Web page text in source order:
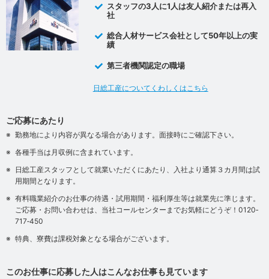
スタッフの3人に1人は友人紹介または再入
社
総合人材サービス会社として50年以上の実
績
第三者機関認定の職場
日総工産についてくわしくはこちら
ご応募にあたり
勤務地により内容が異なる場合があります。面接時にご確認下さい。
各種手当は月収例に含まれています。
日総工産スタッフとして就業いただくにあたり、入社より通算３カ月間は試
用期間となります。
有料職業紹介のお仕事の待遇・試用期間・福利厚生等は就業先に準じます。
ご応募・お問い合わせは、当社コールセンターまでお気軽にどうぞ！0120‐
717‐450
特典、寮費は課税対象となる場合がございます。
このお仕事に応募した人はこんなお仕事も見ています